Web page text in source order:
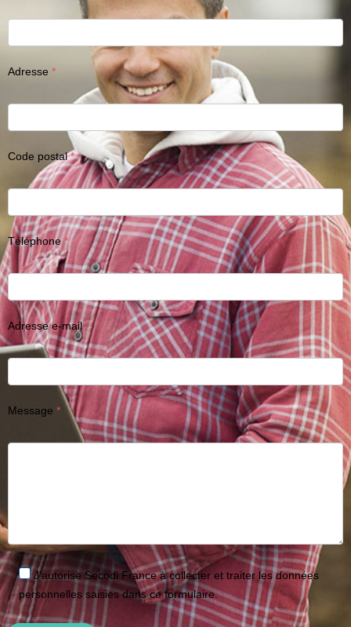
Adresse
Code postal
Téléphone
Adresse e-mail
Message
J'autorise Secodi France à collecter et traiter les données
personnelles saisies dans ce formulaire.